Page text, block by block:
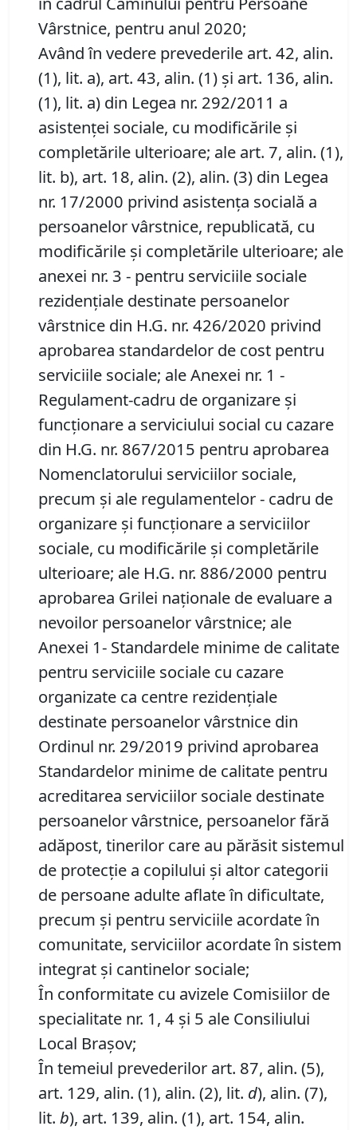
Vârstnice, pentru anul 2020;
Având în vedere prevederile art. 42, alin.
(1), lit. a), art. 43, alin. (1) şi art. 136, alin.
(1), lit. a) din Legea nr. 292/2011 a
asistenţei sociale, cu modificările și
completările ulterioare; ale art. 7, alin. (1),
lit. b), art. 18, alin. (2), alin. (3) din Legea
nr. 17/2000 privind asistenţa socială a
persoanelor vârstnice, republicată, cu
modificările și completările ulterioare; ale
anexei nr. 3 - pentru serviciile sociale
rezidenţiale destinate persoanelor
vârstnice din H.G. nr. 426/2020 privind
aprobarea standardelor de cost pentru
serviciile sociale; ale Anexei nr. 1 -
Regulament-cadru de organizare şi
funcţionare a serviciului social cu cazare
din H.G. nr. 867/2015 pentru aprobarea
Nomenclatorului serviciilor sociale,
precum şi ale regulamentelor - cadru de
organizare şi funcţionare a serviciilor
sociale, cu modificările și completările
ulterioare; ale H.G. nr. 886/2000 pentru
aprobarea Grilei naționale de evaluare a
nevoilor persoanelor vârstnice; ale
Anexei 1- Standardele minime de calitate
pentru serviciile sociale cu cazare
organizate ca centre rezidenţiale
destinate persoanelor vârstnice din
Ordinul nr. 29/2019 privind aprobarea
Standardelor minime de calitate pentru
acreditarea serviciilor sociale destinate
persoanelor vârstnice, persoanelor fără
adăpost, tinerilor care au părăsit sistemul
de protecţie a copilului şi altor categorii
de persoane adulte aflate în dificultate,
precum şi pentru serviciile acordate în
comunitate, serviciilor acordate în sistem
integrat şi cantinelor sociale;
În conformitate cu avizele Comisiilor de
specialitate nr. 1, 4 și 5 ale Consiliului
Local Brașov;
În temeiul prevederilor art. 87, alin. (5),
art. 129, alin. (1), alin. (2), lit. d), alin. (7),
lit. b), art. 139, alin. (1), art. 154, alin.